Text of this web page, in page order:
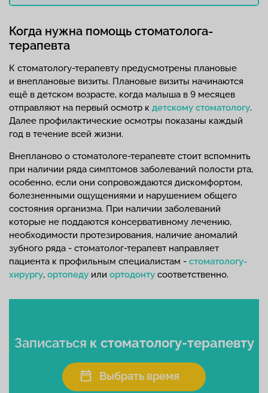
Когда нужна помощь стоматолога-
терапевта
К стоматологу-терапевту предусмотрены плановые
и внеплановые визиты. Плановые визиты начинаются
ещё в детском возрасте, когда малыша в 9 месяцев
отправляют на первый осмотр к детскому стоматологу.
Далее профилактические осмотры показаны каждый
год в течение всей жизни.
Внепланово о стоматологе-терапевте стоит вспомнить
при наличии ряда симптомов заболеваний полости рта,
особенно, если они сопровождаются дискомфортом,
болезненными ощущениями и нарушением общего
состояния организма. При наличии заболеваний
которые не поддаются консервативному лечению,
необходимости протезирования, наличие аномалий
зубного ряда - стоматолог-терапевт направляет
пациента к профильным специалистам - стоматологу-
хирургу, ортопеду или ортодонту соответственно.
Записаться к стоматологу-терапевту
Выбрать время